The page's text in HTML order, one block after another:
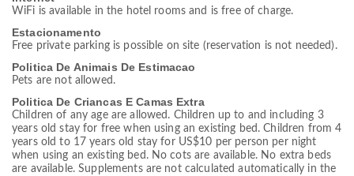
WiFi is available in the hotel rooms and is free of charge.
Estacionamento
Free private parking is possible on site (reservation is not needed).
Politica De Animais De Estimacao
Pets are not allowed.
Politica De Criancas E Camas Extra
Children of any age are allowed. Children up to and including 3
years old stay for free when using an existing bed. Children from 4
years old to 17 years old stay for US$10 per person per night
when using an existing bed. No cots are available. No extra beds
are available. Supplements are not calculated automatically in the